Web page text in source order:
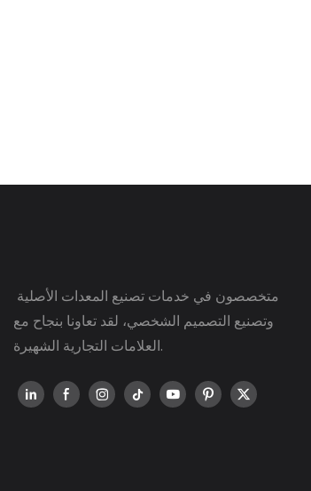
وتصنيع التصميم الشخصي، لقد تعاونا بنجاح مع
العلامات التجارية الشهيرة.